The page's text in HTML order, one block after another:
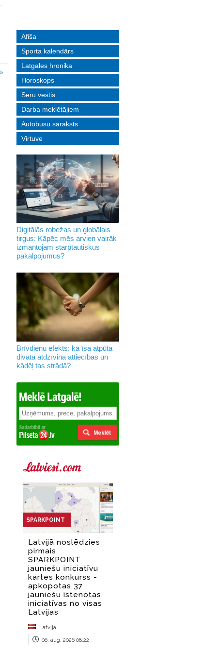
»
Afiša
Sporta kalendārs
Latgales hronika
Horoskops
Sēru vēstis
Darba meklētājiem
Autobusu saraksts
Virtuve
Digitālās robežas un globālais
tirgus: Kāpēc mēs arvien vairāk
izmantojam starptautiskus
pakalpojumus?
Brīvdienu efekts: kā īsa atpūta
divatā atdzīvina attiecības un
kādēļ tas strādā?